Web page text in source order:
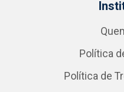
Política
Política de